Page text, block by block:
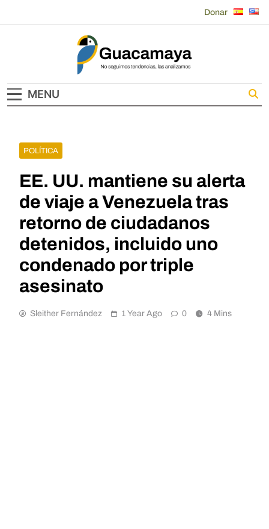
Donar
Guacamaya
MENU
POLÍTICA
EE. UU. mantiene su alerta
de viaje a Venezuela tras
retorno de ciudadanos
detenidos, incluido uno
condenado por triple
asesinato
Sleither Fernández 1 Year Ago 0 4 Mins